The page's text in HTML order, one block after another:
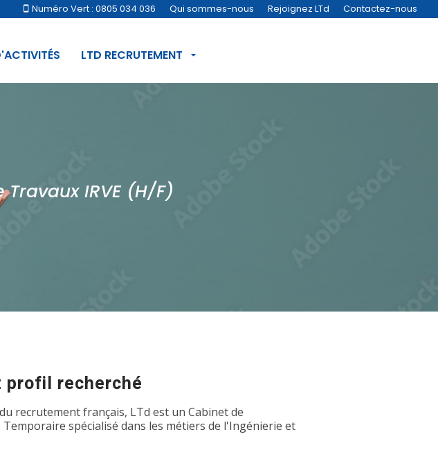
Numéro Vert : 0805 034 036 Qui sommes-nous Rejoignez LTd Contactez-nous
LTD RECRUTEMENT
IRVE (H/F)
recherché
recrutement français, LTd est un Cabinet de
spécialisé dans les métiers de l'Ingénierie et